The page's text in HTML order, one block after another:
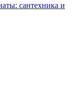
сантехника и